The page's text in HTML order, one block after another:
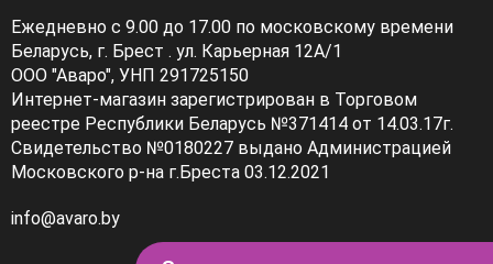
Ежедневно с 9.00 до 17.00 по московскому времени
Беларусь, г. Брест . ул. Карьерная 12А/1
ООО "Аваро", УНП 291725150
Интернет-магазин зарегистрирован в Торговом
реестре Республики Беларусь №371414 от 14.03.17г.
Свидетельство №0180227 выдано Администрацией
Московского р-на г.Бреста 03.12.2021
info@avaro.by